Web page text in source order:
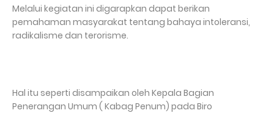
Melalui kegiatan ini digarapkan dapat berikan
pemahaman masyarakat tentang bahaya intoleransi,
radikalisme dan terorisme.
Hal itu seperti disampaikan oleh Kepala Bagian
Penerangan Umum ( Kabag Penum) pada Biro